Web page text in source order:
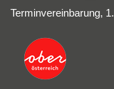
Terminvereinbarung,